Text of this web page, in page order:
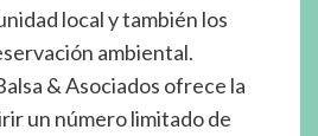
local y también los
ambiental.
& Asociados ofrece la
un número limitado de